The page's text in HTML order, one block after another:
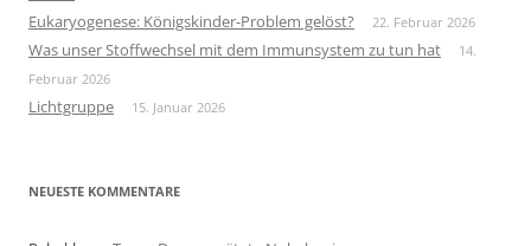
Eukaryogenese: Königskinder-Problem gelöst? 22. Februar 2026
Was unser Stoffwechsel mit dem Immunsystem zu tun hat
14.
Februar 2026
Lichtgruppe 15. Januar 2026
NEUESTE KOMMENTARE